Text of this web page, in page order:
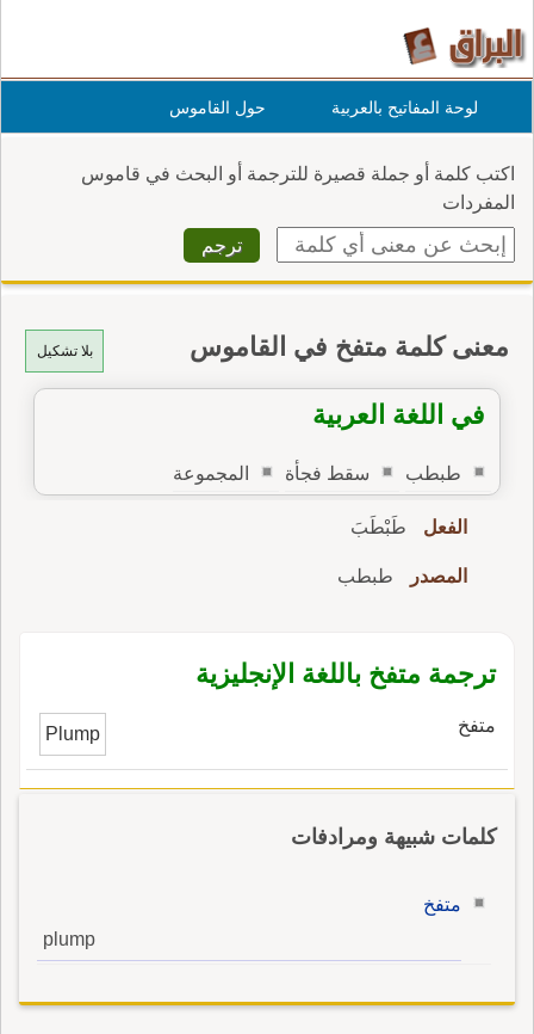
لوحة المفاتيح بالعربية حول القاموس
اكتب كلمة أو جملة قصيرة للترجمة أو البحث في قاموس
المفردات
بلا تشكيل معنى كلمة متفخ في القاموس
في اللغة العربية
طبطب سقط فجأة المجموعة
الفعل طَبْطَبَ
المصدر طبطب
ترجمة متفخ باللغة الإنجليزية
متفخ Plump
كلمات شبيهة ومرادفات
متفخ
plump